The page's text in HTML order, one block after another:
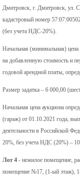
Дмитровск, г. Дмитровск, ул.
кадастровый номер
(без учета НДС-20%).
Начальная (минимальная) цена
на добавленную стоимость и
годовой арендной платы,
Размер задатка – 6 000,00
Начальная цена аукциона
(гараж) от 01.10.2021 года,
деятельности в Российской
20%, без учета НДС (20%) –
Лот 4 - нежилое помещение,
помещение №17, (1-ый этаж),